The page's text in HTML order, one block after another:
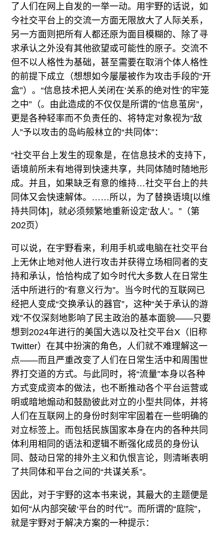
了人们在网上自发的一举一动。用宇野的话说，如
今社交平台上的交流一方面无限放大了人际关系，
另一方面则把所有人都还原为面目模糊的、除了寻
求承认之外没有其他欲望或可能性的原子。交流不
但不以人格性为基础，甚至需要在取消个体人格性
的前提下成立（想想如今屡屡被作为攻击手段的“开
盒”）。“信息技术把人关闭在‘关系的绝对性’的牢笼
之中”（。由此造成的不仅仅是所谓的“信息茧房”，
更是各种轻率而不负责任的、将特定对象视为“敌
人”予以攻击的岛屿般林立的“共同体”：
“社交平台上发生的现象是，在信息技术的支持下，
语境前所未有地得到快速共享，共同体随时随地形
成。并且，如果缺乏有意的维持…社交平台上的共
同体又会快速解体。……所以，为了替换语境[以维
持共同体]，就必须频繁地重新设定‘敌人’。”（第
202页）
可以说，在宇野看来，利用手机或电脑在社交平台
上无休止地对他人进行攻击并获得立场相同者的支
持和承认，恰恰构成了如今时代大多数人在日常生
活中所进行的“有意义行为”。当今时代的互联网已
经把人变成“交换承认的器官”，这种“关于承认的游
戏”不仅深刻地影响了民主政治的基本面貌——只要
想到2024年进行的美国大选以及社交平台X（旧称
Twitter）在其中扮演的角色，人们就不难理解这一
点——而且严重改变了人们在日常生活中和周围世
界打交道的方式。与此同时，将“流量”本身以各种
方式变成资本的做法，也不断推动各个平台运营或
明或暗地煽动和鼓励彼此对立的小型共同体，并将
人们在互联网上的身份时刻牢牢固着在一些明确的
对立标签上。而包括民族国家本身在内的各种共同
体利用相同的语法和逻辑不断强化成员的身份认
同、鼓动日常的排外主义和仇恨言论，则清晰表明
了共同体和平台之间的“共谋关系”。
因此，对于宇野的这本书来说，其最大的主题便是
如何“从内部突破‘平台的时代’”。而所谓的“庭院”，
就是宇野对于解决方案的一种提示：